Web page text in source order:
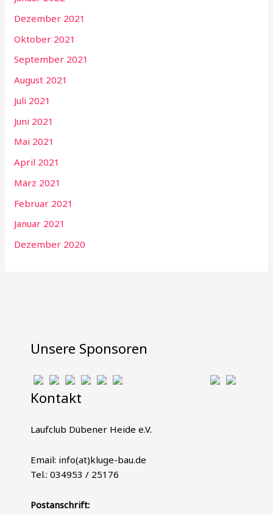
Dezember 2021
Oktober 2021
September 2021
August 2021
Juli 2021
Juni 2021
Mai 2021
April 2021
März 2021
Februar 2021
Januar 2021
Dezember 2020
Unsere Sponsoren
Kontakt
Laufclub Dübener Heide e.V.
Email: info(at)kluge-bau.de
Tel.: 034953 / 25176
Postanschrift: